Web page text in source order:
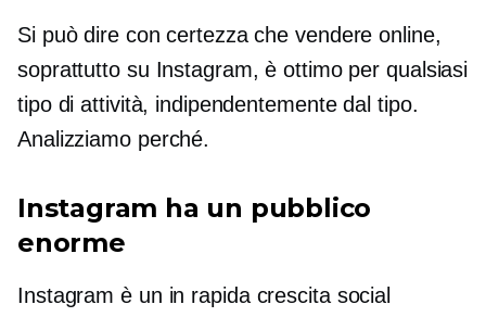
Si può dire con certezza che vendere online,
soprattutto su Instagram, è ottimo per qualsiasi
tipo di attività, indipendentemente dal tipo.
Analizziamo perché.
Instagram ha un pubblico
enorme
Instagram è un in rapida crescitasocial